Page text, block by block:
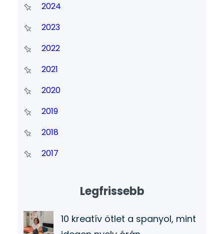
2024
2023
2022
2021
2020
2019
2018
2017
Legfrissebb
10 kreatív ötlet a spanyol, mint